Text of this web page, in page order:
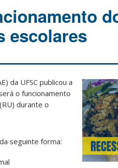
escolares
da UFSC publicou a
o funcionamento
durante o
seguinte forma: